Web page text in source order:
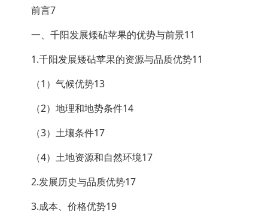
前言7
一、千阳发展矮砧苹果的优势与前景11
1.千阳发展矮砧苹果的资源与品质优势11
（1）气候优势13
（2）地理和地势条件14
（3）土壤条件17
（4）土地资源和自然环境17
2.发展历史与品质优势17
3.成本、价格优势19